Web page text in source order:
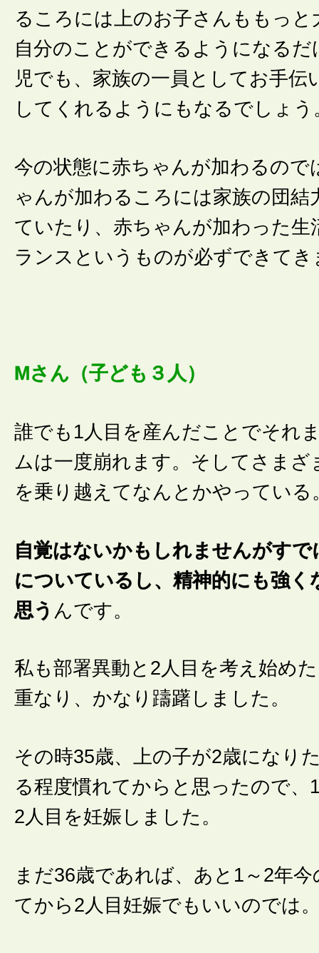
るころには上のお子さんももっと
自分のことができるようになるだ
児でも、家族の一員としてお手伝
してくれるようにもなるでしょう
今の状態に赤ちゃんが加わるので
ゃんが加わるころには家族の団結
ていたり、赤ちゃんが加わった生
ランスというものが必ずできてき
Mさん（子ども３人）
誰でも1人目を産んだことでそれ
ムは一度崩れます。そしてさまざ
を乗り越えてなんとかやっている
自覚はないかもしれませんがすで
についているし、精神的にも強く
思う んです。
私も部署異動と2人目を考え始め
重なり、かなり躊躇しました。
その時35歳、上の子が2歳になり
る程度慣れてからと思ったので、
2人目を妊娠しました。
まだ36歳であれば、あと1～2年
てから2人目妊娠でもいいのでは